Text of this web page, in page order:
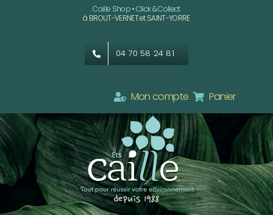
Caille Shop • Click & Collect
à BROUT-VERNET et SAINT-YORRE
04 70 58 24 81
Mon compte Panier